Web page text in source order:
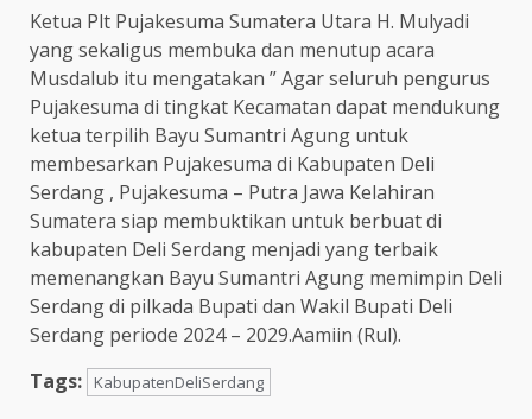
Ketua Plt Pujakesuma Sumatera Utara H. Mulyadi
yang sekaligus membuka dan menutup acara
Musdalub itu mengatakan ” Agar seluruh pengurus
Pujakesuma di tingkat Kecamatan dapat mendukung
ketua terpilih Bayu Sumantri Agung untuk
membesarkan Pujakesuma di Kabupaten Deli
Serdang , Pujakesuma – Putra Jawa Kelahiran
Sumatera siap membuktikan untuk berbuat di
kabupaten Deli Serdang menjadi yang terbaik
memenangkan Bayu Sumantri Agung memimpin Deli
Serdang di pilkada Bupati dan Wakil Bupati Deli
Serdang periode 2024 – 2029.Aamiin (Rul).
Tags:
KabupatenDeliSerdang